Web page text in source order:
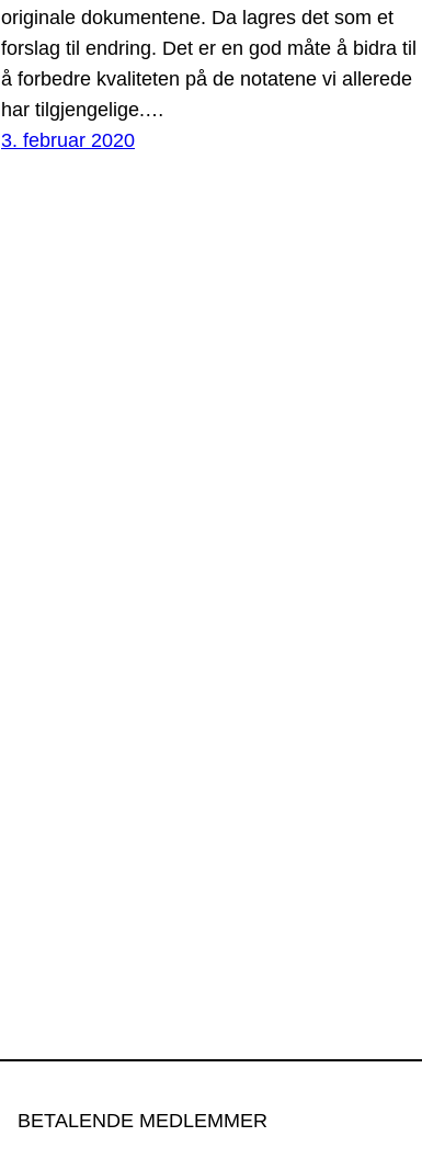
originale dokumentene. Da lagres det som et
forslag til endring. Det er en god måte å bidra til
å forbedre kvaliteten på de notatene vi allerede
har tilgjengelige.…
3. februar 2020
BETALENDE MEDLEMMER